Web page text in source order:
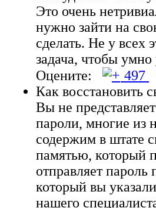
Это очень
нужно зайти на
сделать. Не у всех
задача, чтобы умно
Оцените:
497
Как восстановить
Вы не
пароли, многие из
содержим в штате
памятью, который
отправляет
который вы
нашего